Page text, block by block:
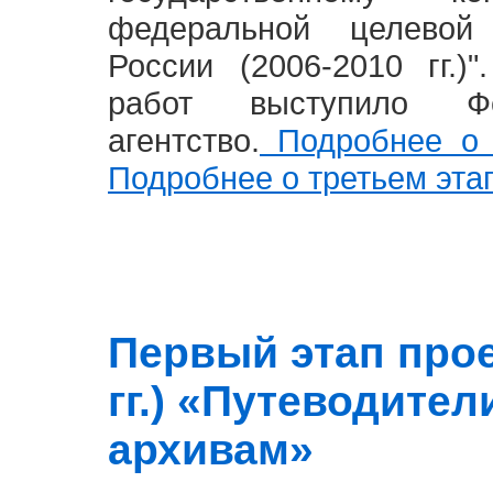
федеральной
России (2006-2010
работ выступило
агентство. Подробнее о
Подробнее о третьем
Первый этап
гг.)
архивам»